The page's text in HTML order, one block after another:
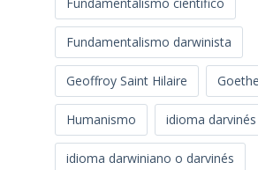
Fundamentalismo científico
Fundamentalismo darwinista
Geoffroy Saint Hilaire Goethe
Humanismo idioma darvinés
idioma darwiniano o darvinés